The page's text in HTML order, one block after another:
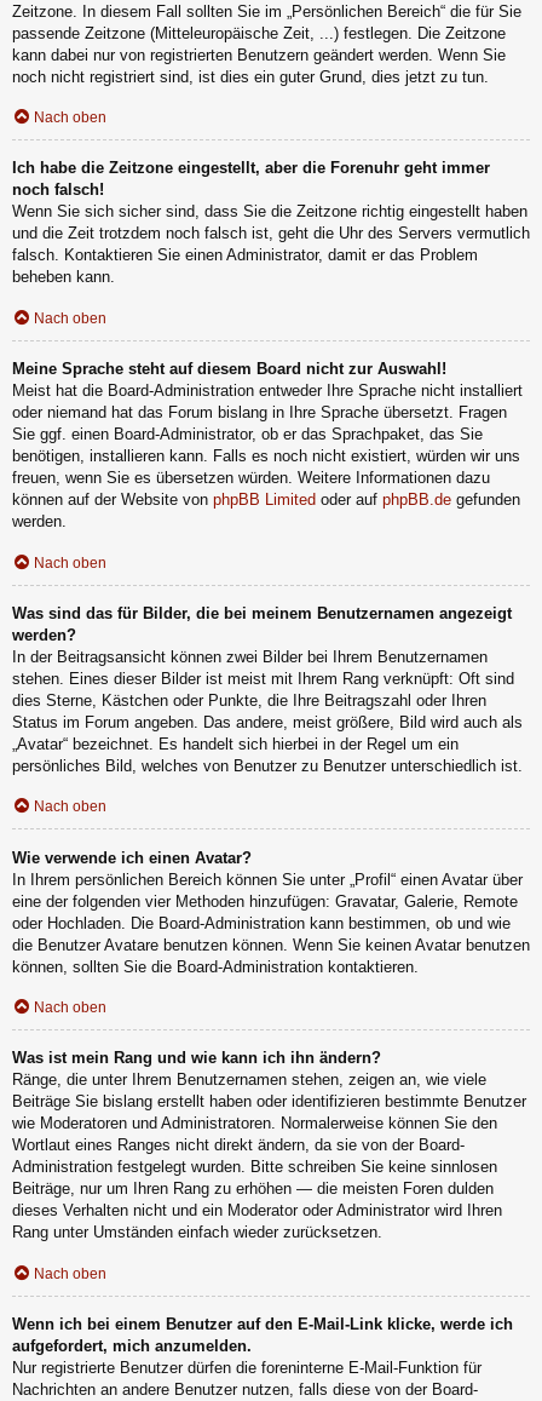
Zeitzone. In diesem Fall sollten Sie im „Persönlichen Bereich“ die für Sie
passende Zeitzone (Mitteleuropäische Zeit, ...) festlegen. Die Zeitzone
kann dabei nur von registrierten Benutzern geändert werden. Wenn Sie
noch nicht registriert sind, ist dies ein guter Grund, dies jetzt zu tun.
Nach oben
Ich habe die Zeitzone eingestellt, aber die Forenuhr geht immer
noch falsch!
Wenn Sie sich sicher sind, dass Sie die Zeitzone richtig eingestellt haben
und die Zeit trotzdem noch falsch ist, geht die Uhr des Servers vermutlich
falsch. Kontaktieren Sie einen Administrator, damit er das Problem
beheben kann.
Nach oben
Meine Sprache steht auf diesem Board nicht zur Auswahl!
Meist hat die Board-Administration entweder Ihre Sprache nicht installiert
oder niemand hat das Forum bislang in Ihre Sprache übersetzt. Fragen
Sie ggf. einen Board-Administrator, ob er das Sprachpaket, das Sie
benötigen, installieren kann. Falls es noch nicht existiert, würden wir uns
freuen, wenn Sie es übersetzen würden. Weitere Informationen dazu
können auf der Website von phpBB Limited oder auf phpBB.de gefunden
werden.
Nach oben
Was sind das für Bilder, die bei meinem Benutzernamen angezeigt
werden?
In der Beitragsansicht können zwei Bilder bei Ihrem Benutzernamen
stehen. Eines dieser Bilder ist meist mit Ihrem Rang verknüpft: Oft sind
dies Sterne, Kästchen oder Punkte, die Ihre Beitragszahl oder Ihren
Status im Forum angeben. Das andere, meist größere, Bild wird auch als
„Avatar“ bezeichnet. Es handelt sich hierbei in der Regel um ein
persönliches Bild, welches von Benutzer zu Benutzer unterschiedlich ist.
Nach oben
Wie verwende ich einen Avatar?
In Ihrem persönlichen Bereich können Sie unter „Profil“ einen Avatar über
eine der folgenden vier Methoden hinzufügen: Gravatar, Galerie, Remote
oder Hochladen. Die Board-Administration kann bestimmen, ob und wie
die Benutzer Avatare benutzen können. Wenn Sie keinen Avatar benutzen
können, sollten Sie die Board-Administration kontaktieren.
Nach oben
Was ist mein Rang und wie kann ich ihn ändern?
Ränge, die unter Ihrem Benutzernamen stehen, zeigen an, wie viele
Beiträge Sie bislang erstellt haben oder identifizieren bestimmte Benutzer
wie Moderatoren und Administratoren. Normalerweise können Sie den
Wortlaut eines Ranges nicht direkt ändern, da sie von der Board-
Administration festgelegt wurden. Bitte schreiben Sie keine sinnlosen
Beiträge, nur um Ihren Rang zu erhöhen — die meisten Foren dulden
dieses Verhalten nicht und ein Moderator oder Administrator wird Ihren
Rang unter Umständen einfach wieder zurücksetzen.
Nach oben
Wenn ich bei einem Benutzer auf den E-Mail-Link klicke, werde ich
aufgefordert, mich anzumelden.
Nur registrierte Benutzer dürfen die foreninterne E-Mail-Funktion für
Nachrichten an andere Benutzer nutzen, falls diese von der Board-